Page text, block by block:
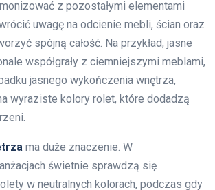
z pozostałymi elementami
uwagę na odcienie mebli, ścian oraz
spójną całość. Na przykład, jasne
współgrały z ciemniejszymi meblami,
jasnego wykończenia wnętrza,
wyraziste kolory rolet, które dodadzą
ma duże znaczenie. W
świetnie sprawdzą się
w neutralnych kolorach, podczas gdy